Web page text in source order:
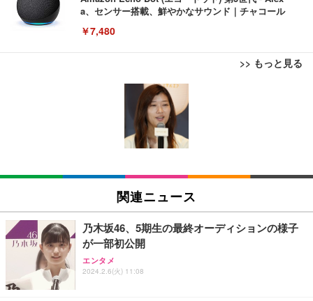
a、センサー搭載、鮮やかなサウンド｜チャコール
￥7,480
>> もっと見る
[EdoErgo] オフィスチェア 椅子 テレワーク 疲れな
い 跳ね上げ式アームレスト コンパクト 約105度ロッ
キング pc 事務椅子 360度回転 座面昇降 強化ナイロ
ン樹脂ベース 通気性メッシュ 在宅ワーク H-WY01
(黒網+黒枠+黒足)
SIHOO B100 オフィスチェア／デスクチェア メッシ
ュチェア 人間工学 疲れない ブラック
￥27,999
Sezlife オフィスチェア デスクチェア 疲れない テレ
ワーク チェア 強化バックレスト 30度ロッキング機
能 人間工学 椅子 腰サポート 90度跳ね上げ式アーム
EIZO ビジネス向けプレミアムモニター | FlexScan
EV3240X-WT | 31.5型4K UHD・USB Type-C・ホワ
￥105,595
EIZO ビジネス向けプレミアムモニター | FlexScan
￥109,572
【純正品】27"ゲーミングモニター DualSense 充電
フック付き（CFI-ZDM1J）
Amazonベーシック ペットシーツ 薄型 レギュラー 1
回使い捨て 無香料 ホワイト 300枚
Amazonベーシック ペットシーツ 厚型 ワイド 42枚
x2袋(84枚) ホワイト(吸収面:ライトブルー)
￥3,234
ネオ・ルーライフ ネオ・オムツ L 中型犬用 26枚入
り 単品
関連ニュース
乃木坂46、5期生の最終オーディションの様子
が一部初公開
エンタメ
2024.2.6(火) 11:08